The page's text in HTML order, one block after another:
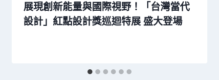
展現創新能量與國際視野！「台灣當代
設計」紅點設計獎巡迴特展 盛大登場